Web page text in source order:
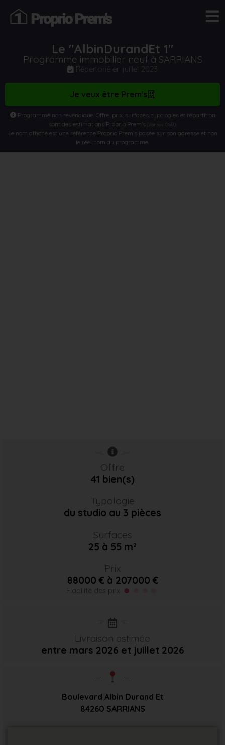
Le "AlbinDurandEt 1"
Programme immobilier neuf à SARRIANS
Répertorié en juillet 2023
Je veux être Prem's
Programme non revendiqué. Offre, prix, surfaces, typologies et répartition
sont des estimations Proprio Prem’s(Voir nos CGU)
Le nom affiché est une référence Proprio Prem’s basée sur son adresse et non
le réel nom du programme.
Offre
41 bien(s)
Typologie
du studio au 3 pièces
Surfaces
25 à 55 m²
Prix
88000 € à 207000 €
Fiabilité des prix
Livraison estimée
entre mars 2026 et juillet 2026
Boulevard Albin Durand Et
84260 SARRIANS